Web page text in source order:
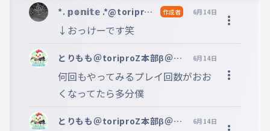
※コメントするには、ログインが必要です。
*. 𝕡𝕠𝕟𝕚𝕥𝕖 .*@toriproZ
β@Limitles
作成者 6月14日
↓おっけーです笑
とりもも＠toriproZ本部β＠Li
mitless@CREATE B@TACHY
ON@Blitz
6月14日
何回もやってみるプレイ回数がおお
くなってたら多分僕
とりもも＠toriproZ本部β＠Li
6月14日